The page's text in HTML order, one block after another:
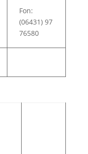
Fon:
(06431) 97
76580